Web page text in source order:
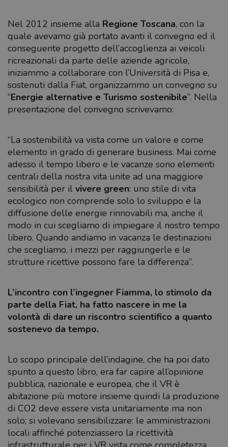
Nel 2012 insieme alla Regione Toscana, con la
quale avevamo già portato avanti il convegno ed il
conseguente progetto dell’accoglienza ai veicoli
ricreazionali da parte delle aziende agricole,
iniziammo a collaborare con l’Università di Pisa e,
sostenuti dalla Fiat, organizzammo un convegno su
“Energie alternative e Turismo sostenibile”. Nella
presentazione del convegno scrivevamo:
“La sostenibilità va vista come un valore e come
elemento in grado di generare business. Mai come
adesso il tempo libero e le vacanze sono elementi
centrali della nostra vita unite ad una maggiore
sensibilità per il vivere green: uno stile di vita
ecologico non comprende solo lo sviluppo e la
diffusione delle energie rinnovabili ma, anche il
modo in cui scegliamo di impiegare il nostro tempo
libero. Quando andiamo in vacanza le destinazioni
che scegliamo, i mezzi per raggiungerle e le
strutture ricettive possono fare la differenza”.
L’incontro con l’ingegner Fiamma, lo stimolo da
parte della Fiat, ha fatto nascere in me la
volontà di dare un riscontro scientifico a quanto
sostenevo da tempo.
Lo scopo principale dell’indagine, che ha poi dato
spunto a questo libro, era far capire all’opinione
pubblica, nazionale e europea, che il VR è
abitazione più motore insieme quindi la produzione
di CO2 deve essere vista unitariamente ma non
solo; si volevano sensibilizzare: le amministrazioni
locali affinché potenziassero la ricettività